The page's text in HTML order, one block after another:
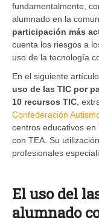
fundamentalmente,
alumnado en la
participación más
cuenta los riesgos a
uso de la tecnología
En el siguiente
uso de las TIC por
10 recursos TIC ,
Confederación
centros educativos
con TEA. Su
profesionales
El uso del
alumnado